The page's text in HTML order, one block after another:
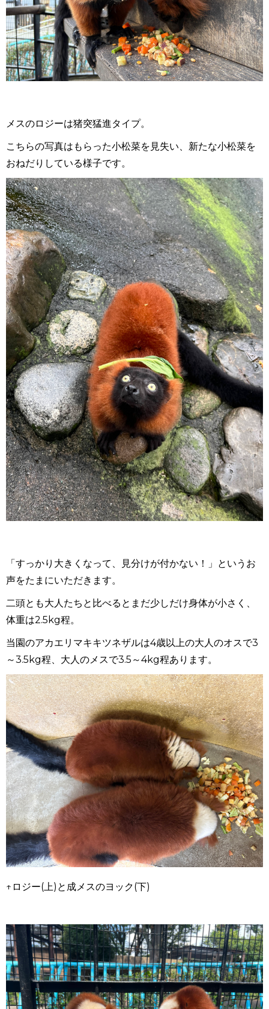
メスのロジーは猪突猛進タイプ。
こちらの写真はもらった小松菜を見失い、新たな小松菜を
おねだりしている様子です。
「すっかり大きくなって、見分けが付かない！」というお
声をたまにいただきます。
二頭とも大人たちと比べるとまだ少しだけ身体が小さく、
体重は2.5kg程。
当園のアカエリマキキツネザルは4歳以上の大人のオスで3
～3.5kg程、大人のメスで3.5 ～4kg程あります。
↑ロジー( 上) と成メスのヨック(下)